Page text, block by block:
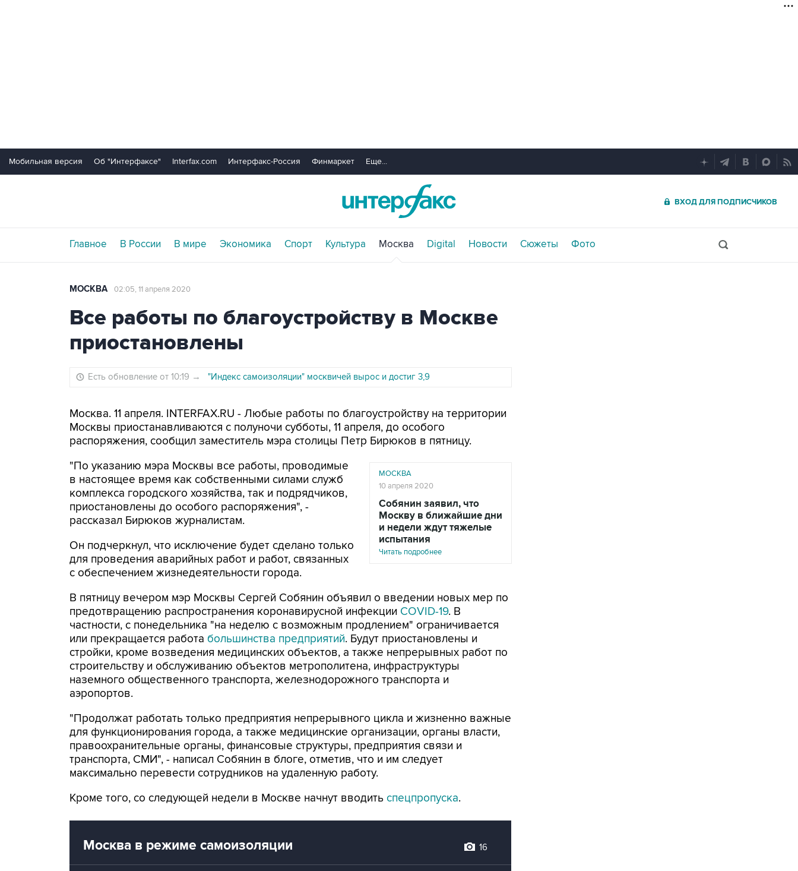
Мобильная версия Об "Интерфаксе" Interfax.com Интерфакс-Россия Финмаркет Еще...
ВХОД ДЛЯ ПОДПИСЧИКОВ
Главное В России В мире Экономика Спорт Культура Москва Digital Новости Сюжеты Фото
МОСКВА 02:05, 11 апреля 2020
Все работы по благоустройству в Москве
приостановлены
Есть обновление от 10:19 → "Индекс самоизоляции" москвичей вырос и достиг 3,9
Москва. 11 апреля. INTERFAX.RU - Любые работы по благоустройству на территории
Москвы приостанавливаются с полуночи субботы, 11 апреля, до особого
распоряжения, сообщил заместитель мэра столицы Петр Бирюков в пятницу.
МОСКВА
10 апреля 2020
Собянин заявил, что
Москву в ближайшие дни
и недели ждут тяжелые
испытания
Читать подробнее
"По указанию мэра Москвы все работы, проводимые
в настоящее время как собственными силами служб
комплекса городского хозяйства, так и подрядчиков,
приостановлены до особого распоряжения", -
рассказал Бирюков журналистам.
Он подчеркнул, что исключение будет сделано только
для проведения аварийных работ и работ, связанных
с обеспечением жизнедеятельности города.
В пятницу вечером мэр Москвы Сергей Собянин объявил о введении новых мер по
предотвращению распространения коронавирусной инфекции COVID-19. В
частности, с понедельника "на неделю с возможным продлением" ограничивается
или прекращается работа большинства предприятий. Будут приостановлены и
стройки, кроме возведения медицинских объектов, а также непрерывных работ по
строительству и обслуживанию объектов метрополитена, инфраструктуры
наземного общественного транспорта, железнодорожного транспорта и
аэропортов.
"Продолжат работать только предприятия непрерывного цикла и жизненно важные
для функционирования города, а также медицинские организации, органы власти,
правоохранительные органы, финансовые структуры, предприятия связи и
транспорта, СМИ", - написал Собянин в блоге, отметив, что и им следует
максимально перевести сотрудников на удаленную работу.
Кроме того, со следующей недели в Москве начнут вводить спецпропуска.
Москва в режиме самоизоляции 16